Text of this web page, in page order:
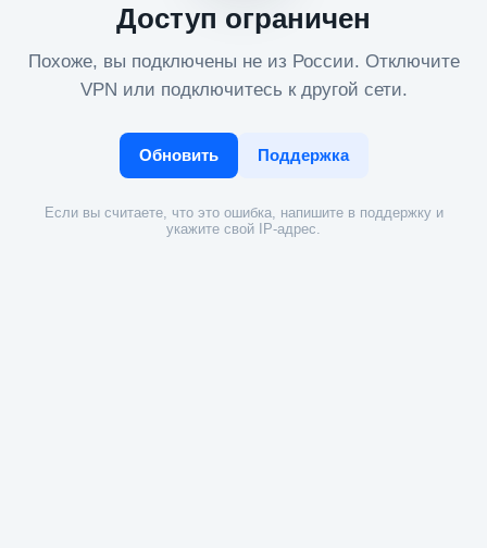
Доступ ограничен
Похоже, вы подключены не из России. Отключите
VPN или подключитесь к другой сети.
Обновить Поддержка
Если вы считаете, что это ошибка, напишите в поддержку и
укажите свой IP-адрес.